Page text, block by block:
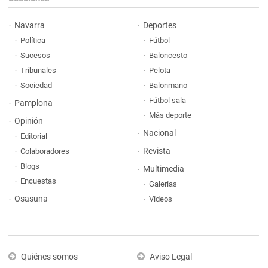
Navarra
Política
Sucesos
Tribunales
Sociedad
Pamplona
Opinión
Editorial
Colaboradores
Blogs
Encuestas
Osasuna
Deportes
Fútbol
Baloncesto
Pelota
Balonmano
Fútbol sala
Más deporte
Nacional
Revista
Multimedia
Galerías
Vídeos
Quiénes somos Aviso Legal